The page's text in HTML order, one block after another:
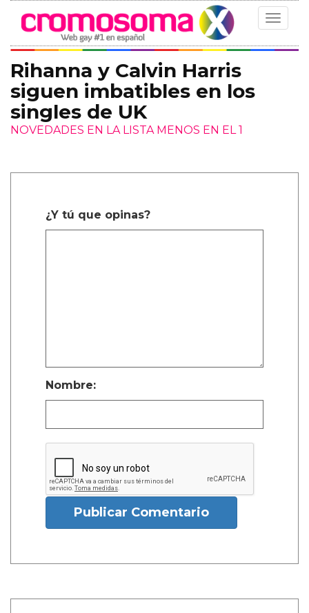
Toggle
Rihanna y Calvin Harris
siguen imbatibles en los
singles de UK
NOVEDADES EN LA LISTA MENOS EN EL 1
¿Y tú que opinas?
Nombre:
Publicar Comentario